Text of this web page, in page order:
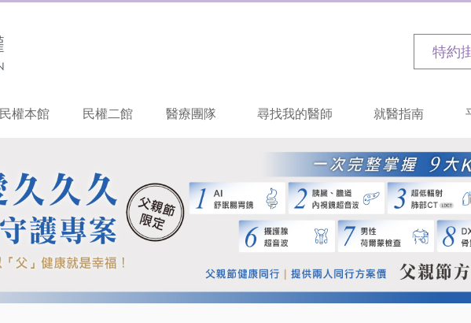
特約
民權本館 民權二館 醫療團隊 尋找我的醫師 就醫指南